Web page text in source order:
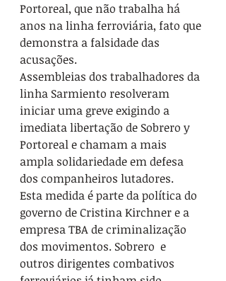
Portoreal, que não trabalha há
anos na linha ferroviária, fato que
demonstra a falsidade das
acusações.
Assembleias dos trabalhadores da
linha Sarmiento resolveram
iniciar uma greve exigindo a
imediata libertação de Sobrero y
Portoreal e chamam a mais
ampla solidariedade em defesa
dos companheiros lutadores.
Esta medida é parte da política do
governo de Cristina Kirchner e a
empresa TBA de criminalização
dos movimentos. Sobrero  e
outros dirigentes combativos